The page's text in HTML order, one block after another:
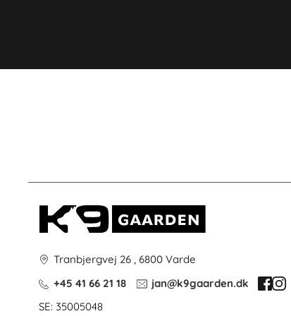
Tranbjergvej 26 , 6800 Varde
+45 41 66 21 18
jan@k9gaarden.dk
SE: 35005048